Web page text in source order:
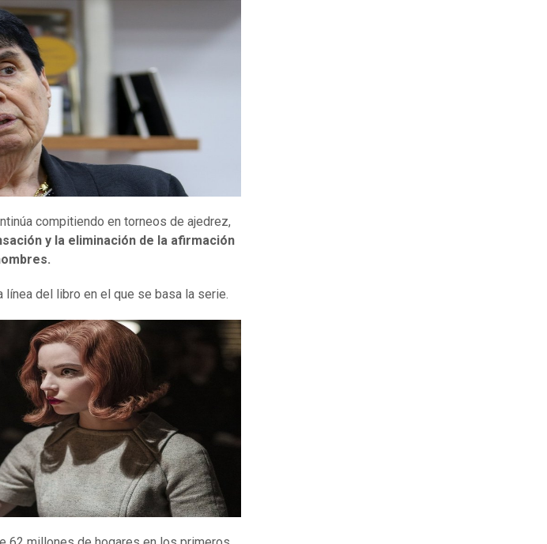
compitiendo en torneos de ajedrez,
y la eliminación de la afirmación
del libro en el que se basa la serie.